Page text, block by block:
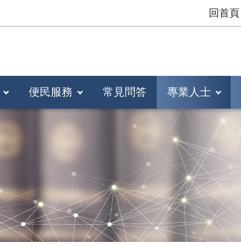
回首頁
便民服務 常見問答 專業人士